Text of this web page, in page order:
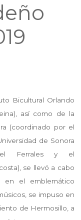
Bicultural Orlando
así como de la
(coordinado por el
de Sonora
Ferrales y el
se llevó a cabo
en el emblemático
se impuso en
de Hermosillo, a